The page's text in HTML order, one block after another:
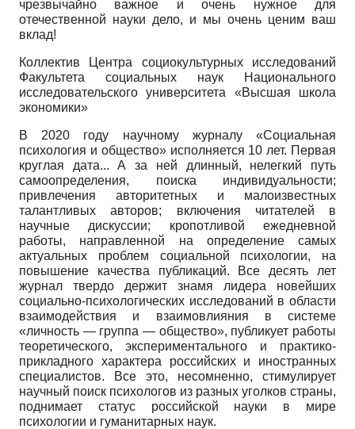
чрезвычайно важное и очень нужное для
отечественной науки дело, и мы очень ценим ваш
вклад!
Коллектив Центра социокультурных исследований
Факультета социальных наук Национального
исследовательского университета «Высшая школа
экономики»
В 2020 году научному журналу «Социальная
психология и общество» исполняется 10 лет. Первая
круглая дата... А за ней длинный, нелегкий путь
самоопределения, поиска индивидуальности;
привлечения авторитетных и малоизвестных
талантливых авторов; включения читателей в
научные дискуссии; кропотливой ежедневной
работы, направленной на определение самых
актуальных проблем социальной психологии, на
повышение качества публикаций. Все десять лет
журнал твердо держит знамя лидера новейших
социально-психологических исследований в области
взаимодействия и взаимовлияния в системе
«личность — группа — общество», публикует работы
теоретического, экспериментального и практико-
прикладного характера российских и иностранных
специалистов. Все это, несомненно, стимулирует
научный поиск психологов из разных уголков страны,
поднимает статус российской науки в мире
психологии и гуманитарных наук.